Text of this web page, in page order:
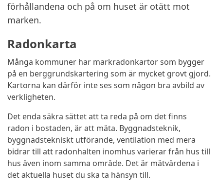
förhållandena och på om huset är otätt mot
marken.
Radonkarta
Många kommuner har markradonkartor som bygger
på en berggrundskartering som är mycket grovt gjord.
Kartorna kan därför inte ses som någon bra avbild av
verkligheten.
Det enda säkra sättet att ta reda på om det finns
radon i bostaden, är att mäta. Byggnadsteknik,
byggnadstekniskt utförande, ventilation med mera
bidrar till att radonhalten inomhus varierar från hus till
hus även inom samma område. Det är mätvärdena i
det aktuella huset du ska ta hänsyn till.